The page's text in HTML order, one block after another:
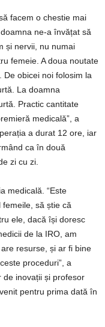
facem o chestie mai
ne-a învățat să
și nervii, nu numai
femeie. A doua noutate
obicei noi folosim la
La doamna
Practic cantitate
medicală”, a
a durat 12 ore, iar
ca în două
zi cu zi.
medicală. “Este
să știe că
ele, dacă își doresc
de la IRO, am
resurse, și ar fi bine
proceduri”, a
de inovații și profesor
pentru prima dată în